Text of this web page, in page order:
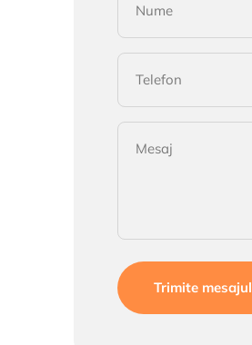
Nume
Telefon
Mesaj
Trimite mesajul